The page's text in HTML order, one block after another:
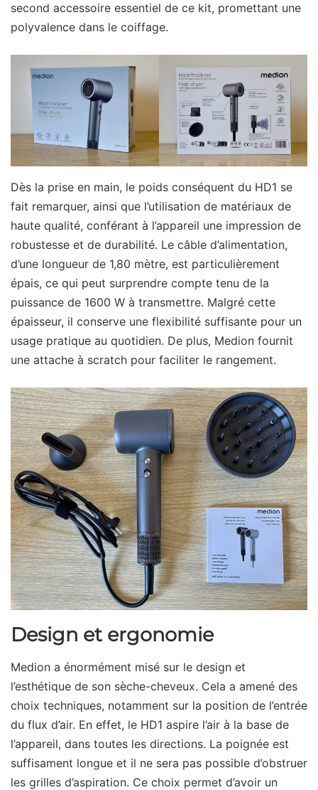
second accessoire essentiel de ce kit, promettant une
polyvalence dans le coiffage.
Dès la prise en main, le poids conséquent du HD1 se
fait remarquer, ainsi que l’utilisation de matériaux de
haute qualité, conférant à l’appareil une impression de
robustesse et de durabilité. Le câble d’alimentation,
d’une longueur de 1,80 mètre, est particulièrement
épais, ce qui peut surprendre compte tenu de la
puissance de 1600 W à transmettre. Malgré cette
épaisseur, il conserve une flexibilité suffisante pour un
usage pratique au quotidien. De plus, Medion fournit
une attache à scratch pour faciliter le rangement.
Design et ergonomie
Medion a énormément misé sur le design et
l’esthétique de son sèche-cheveux. Cela a amené des
choix techniques, notamment sur la position de l’entrée
du flux d’air. En effet, le HD1 aspire l’air à la base de
l’appareil, dans toutes les directions. La poignée est
suffisament longue et il ne sera pas possible d’obstruer
les grilles d’aspiration. Ce choix permet d’avoir un